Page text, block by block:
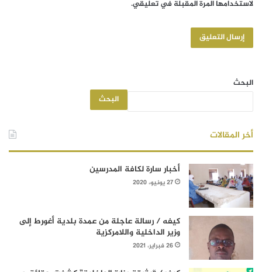
لاستخدامها المرة المقبلة في تعليقي.
البحث
البحث
أخر المقالات
أخبار سارة لكافة المدرسين
27 يونيو، 2020
كيفه / رسالة عاجلة من عمدة بلدية أغورط إلى
وزير الداخلية واللامركزية
26 فبراير، 2021